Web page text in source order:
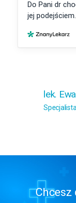
lek.
Chcesz